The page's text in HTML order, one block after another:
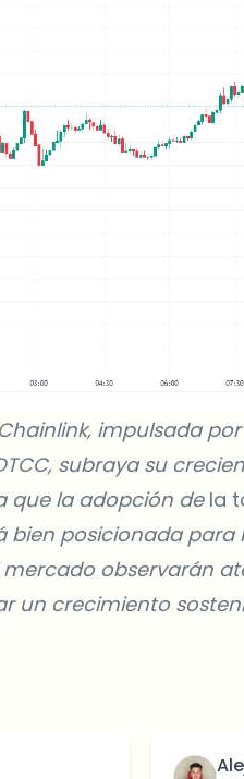
impulsada
subraya su
que la adopción de la
bien posicionada
observarán
un crecimiento